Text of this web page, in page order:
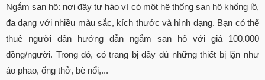
Ngắm san hô: nơi đây tự hào vì có một hệ thống san hô khổng lồ,
đa dạng với nhiều màu sắc, kích thước và hình dạng. Bạn có thể
thuê người dân hướng dẫn ngắm san hô với giá 100.000
đồng/người. Trong đó, có trang bị đầy đủ những thiết bị lặn như
áo phao, ống thở, bè nổi,...